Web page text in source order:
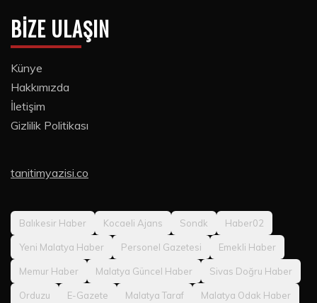
BIZE ULAŞIN
Künye
Hakkımızda
İletişim
Gizlilik Politikası
tanitimyazisi.co
Balıkesir Haber Kocaeli Ajans Sondk Haber02
Yeni Malatya Haber Personel Gazetesi Emekli Haber
Memur Haber Malatya Güncel Haber Sivas Doğru Haber
Orduzu E-Gazete Malatya Taraf Malatya Odak Haber